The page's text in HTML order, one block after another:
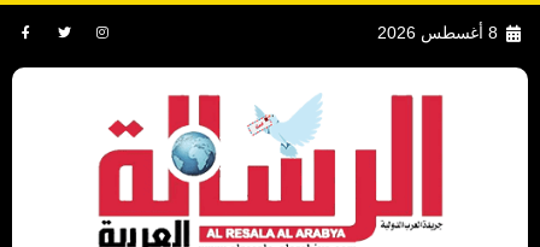
8 أغسطس 2026